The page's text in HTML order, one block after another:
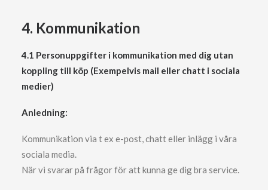
4. Kommunikation
4.1 Personuppgifter i kommunikation med dig utan
koppling till köp (Exempelvis mail eller chatt i sociala
medier)
Anledning:
Kommunikation via t ex e-post, chatt eller inlägg i våra
sociala media.
När vi svarar på frågor för att kunna ge dig bra service.